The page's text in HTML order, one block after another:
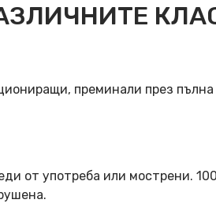
преминали през
от употреба или мострени.